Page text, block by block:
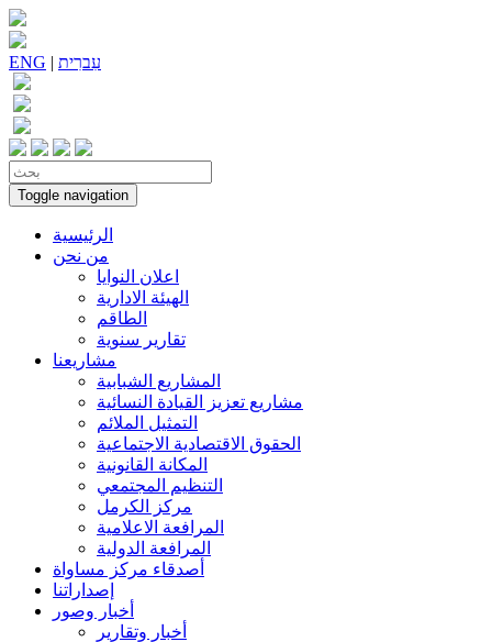
ENG | עִברִית
Toggle navigation
الرئيسية
من نحن
اعلان النوايا
الهيئة الادارية
الطاقم
تقارير سنوية
مشاريعنا
المشاريع الشبابية
مشاريع تعزيز القيادة النسائية
التمثيل الملائم
الحقوق الاقتصادية الاجتماعية
المكانة القانونية
التنظيم المجتمعي
مركز الكرمل
المرافعة الاعلامية
المرافعة الدولية
أصدقاء مركز مساواة
إصداراتنا
أخبار وصور
أخبار وتقارير